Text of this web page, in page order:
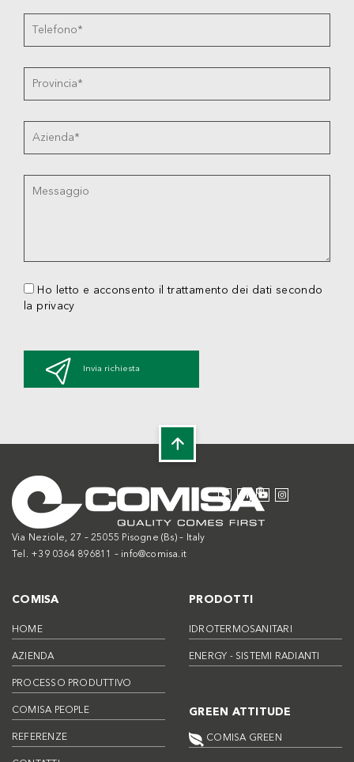
Ho letto e acconsento il trattamento dei dati secondo
la privacy
Invia richiesta
Via Neziole, 27 – 25055 Pisogne (Bs) – Italy
Tel. +39 0364 896811 – info@comisa.it
COMISA
HOME
AZIENDA
PROCESSO PRODUTTIVO
COMISA PEOPLE
REFERENZE
PRODOTTI
IDROTERMOSANITARI
ENERGY - SISTEMI RADIANTI
GREEN ATTITUDE
COMISA GREEN